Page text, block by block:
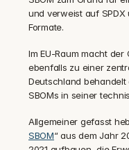
und verweist auf
Formate.
Im EU-Raum macht der
ebenfalls zu einer
Deutschland
SBOMs in seiner
Allgemeiner gefasst
SBOM“ aus dem Jahr